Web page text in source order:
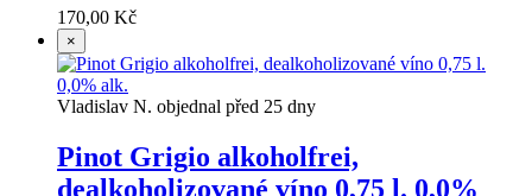
170,00 Kč
×
Vladislav N. objednal před 25 dny
Pinot Grigio alkoholfrei,
dealkoholizované víno 0,75 l. 0,0%